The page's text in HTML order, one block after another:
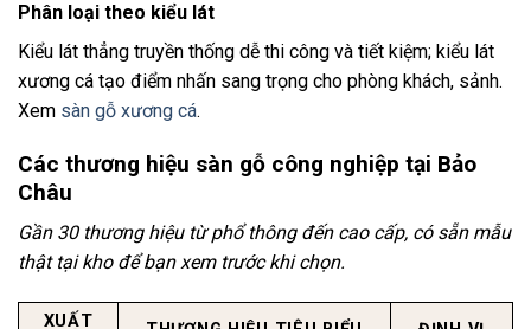
Phân loại theo kiểu lát
Kiểu lát thẳng truyền thống dễ thi công và tiết kiệm; kiểu lát
xương cá tạo điểm nhấn sang trọng cho phòng khách, sảnh.
Xem sàn gỗ xương cá.
Các thương hiệu sàn gỗ công nghiệp tại Bảo
Châu
Gần 30 thương hiệu từ phổ thông đến cao cấp, có sẵn mẫu
thật tại kho để bạn xem trước khi chọn.
XUẤT